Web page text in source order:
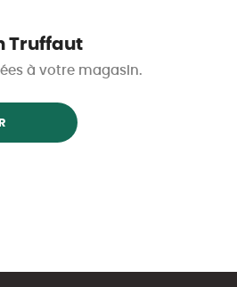
Truffaut
à votre magasin.